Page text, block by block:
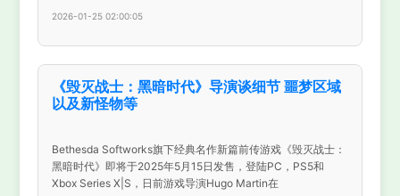
2026-01-25 02:00:05
《毁灭战士：黑暗时代》导演谈细节 噩梦区域
以及新怪物等
Bethesda Softworks旗下经典名作新篇前传游戏《毁灭战士：
黑暗时代》即将于2025年5月15日发售，登陆PC，PS5和
Xbox Series X|S，日前游戏导演Hugo Martin在